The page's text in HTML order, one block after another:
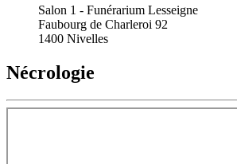
Salon 1 - Funérarium Lesseigne
Faubourg de Charleroi 92
1400 Nivelles
Nécrologie